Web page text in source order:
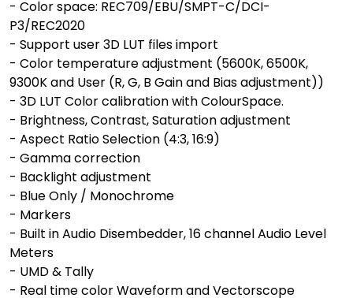
- Color space: REC709/EBU/SMPT-C/DCI-
P3/REC2020
- Support user 3D LUT files import
- Color temperature adjustment (5600K, 6500K,
9300K and User (R, G, B Gain and Bias adjustment))
- 3D LUT Color calibration with ColourSpace.
- Brightness, Contrast, Saturation adjustment
- Aspect Ratio Selection (4:3, 16:9)
- Gamma correction
- Backlight adjustment
- Blue Only / Monochrome
- Markers
- Built in Audio Disembedder, 16 channel Audio Level
Meters
- UMD & Tally
- Real time color Waveform and Vectorscope